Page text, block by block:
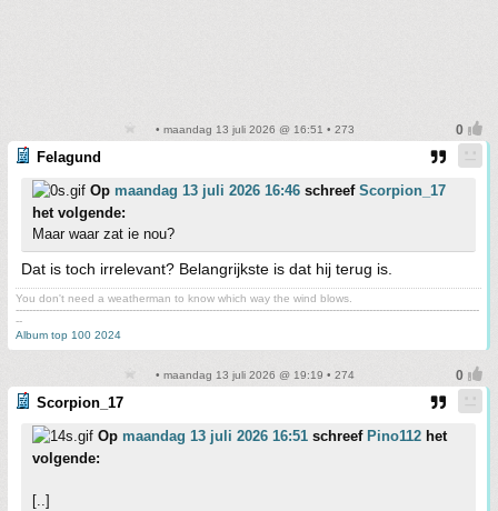
• maandag 13 juli 2026 @ 16:51 • 273
Felagund
Op maandag 13 juli 2026 16:46 schreef Scorpion_17
het volgende:
Maar waar zat ie nou?
Dat is toch irrelevant? Belangrijkste is dat hij terug is.
You don't need a weatherman to know which way the wind blows.
-------------------------------------------------------------------------------------------------------------------------------------------
--
Album top 100 2024
• maandag 13 juli 2026 @ 19:19 • 274
Scorpion_17
Op maandag 13 juli 2026 16:51 schreef Pino112 het
volgende:
[..]